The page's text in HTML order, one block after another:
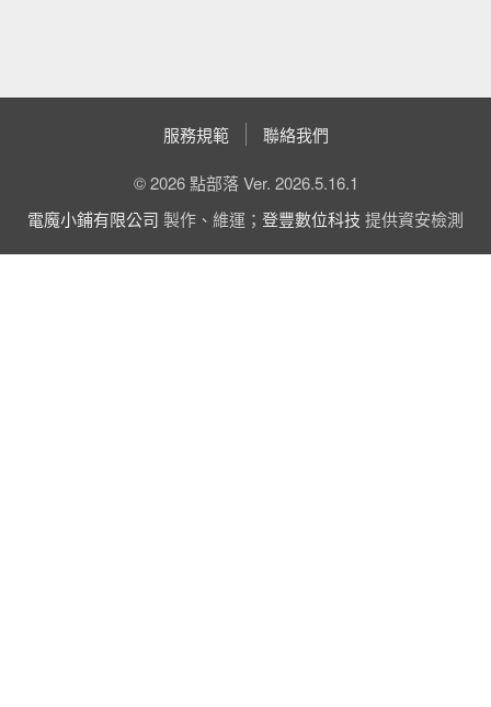
服務規範 聯絡我們
© 2026 點部落 Ver. 2026.5.16.1
電魔小鋪有限公司 製作、維運； 登豐數位科技 提供資安檢測